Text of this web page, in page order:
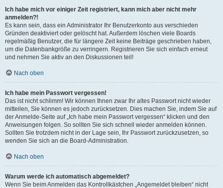
Ich habe mich vor einiger Zeit registriert, kann mich aber nicht mehr
anmelden?!
Es kann sein, dass ein Administrator Ihr Benutzerkonto aus verschieden
Gründen deaktiviert oder gelöscht hat. Außerdem löschen viele Boards
regelmäßig Benutzer, die für längere Zeit keine Beiträge geschrieben haben,
um die Datenbankgröße zu verringern. Registrieren Sie sich einfach erneut
und nehmen Sie aktiv an den Diskussionen teil!
Nach oben
Ich habe mein Passwort vergessen!
Das ist nicht schlimm! Wir können Ihnen zwar Ihr altes Passwort nicht wieder
mitteilen, Sie können es jedoch zurücksetzen. Dies machen Sie, indem Sie auf
der Anmelde-Seite auf „Ich habe mein Passwort vergessen“ klicken und den
Anweisungen folgen. So sollten Sie sich schnell wieder anmelden können.
Sollten Sie trotzdem nicht in der Lage sein, Ihr Passwort zurückzusetzen, so
wenden Sie sich an die Board-Administration.
Nach oben
Warum werde ich automatisch abgemeldet?
Wenn Sie beim Anmelden das Kontrollkästchen „Angemeldet bleiben“ nicht